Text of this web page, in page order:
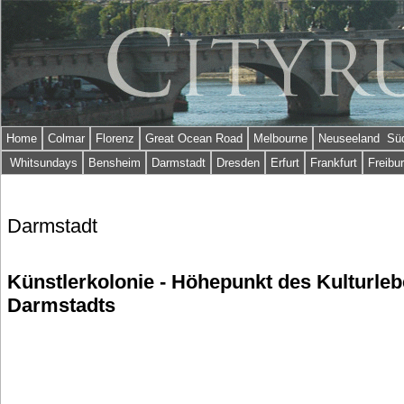
Home Colmar Florenz Great Ocean Road Melbourne
Neuseeland
Whitsundays
Bensheim Darmstadt Dresden Erfurt Frankfurt
Darmstadt
Künstlerkolonie - Höhepunkt des
Darmstadts